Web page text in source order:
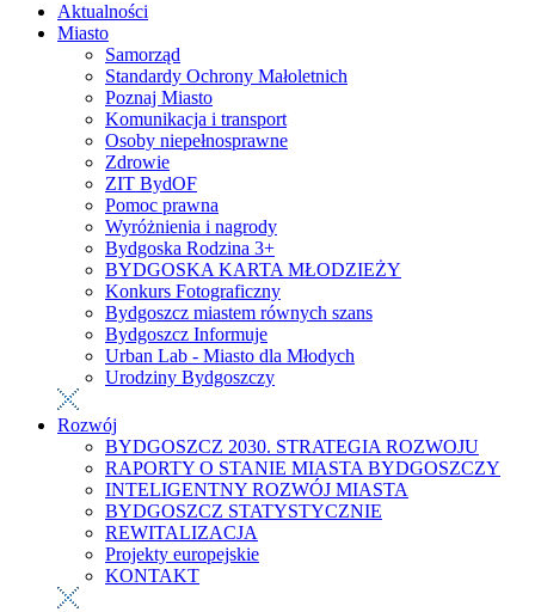
Aktualności
Miasto
Samorząd
Standardy Ochrony Małoletnich
Poznaj Miasto
Komunikacja i transport
Osoby niepełnosprawne
Zdrowie
ZIT BydOF
Pomoc prawna
Wyróżnienia i nagrody
Bydgoska Rodzina 3+
BYDGOSKA KARTA MŁODZIEŻY
Konkurs Fotograficzny
Bydgoszcz miastem równych szans
Bydgoszcz Informuje
Urban Lab - Miasto dla Młodych
Urodziny Bydgoszczy
Rozwój
BYDGOSZCZ 2030. STRATEGIA ROZWOJU
RAPORTY O STANIE MIASTA BYDGOSZCZY
INTELIGENTNY ROZWÓJ MIASTA
BYDGOSZCZ STATYSTYCZNIE
REWITALIZACJA
Projekty europejskie
KONTAKT